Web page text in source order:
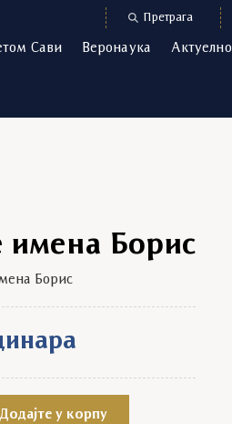
Претрага
Сави Веронаука Актуелно
имена Борис
Борис
quantity
Додајте у корпу